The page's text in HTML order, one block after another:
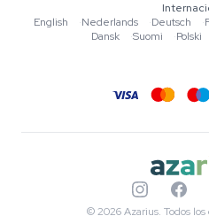
Herramientas y Calculadoras
English
·Nederlands ·Deutsch ·
Dansk
·Suomi ·Polski
© 2026 Azarius. Todos